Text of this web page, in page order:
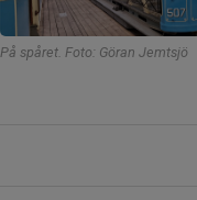
På spåret. Foto: Göran Jemtsjö